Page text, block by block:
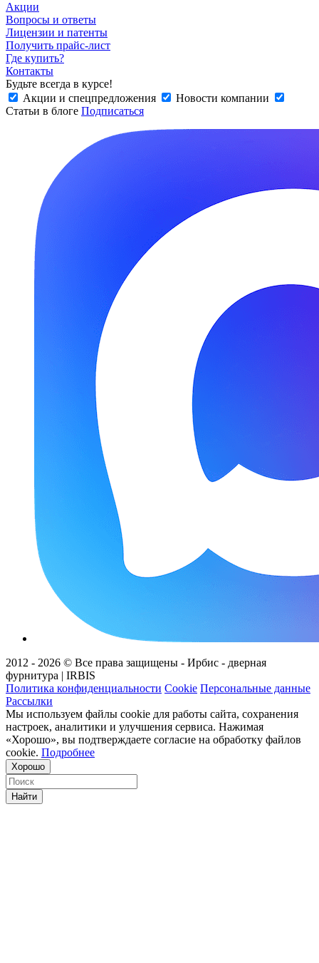
Акции
Вопросы и ответы
Лицензии и патенты
Получить прайс-лист
Где купить?
Контакты
Будьте всегда в курсе!
Акции и спецпредложения
Новости компании
Статьи в блоге Подписаться
2012 - 2026 © Все права защищены - Ирбис - дверная
фурнитура | IRBIS
Политика конфиденциальности Cookie Персональные данные
Рассылки
Мы используем файлы cookie для работы сайта, сохранения
настроек, аналитики и улучшения сервиса. Нажимая
«Хорошо», вы подтверждаете согласие на обработку файлов
cookie. Подробнее
Хорошо
Найти